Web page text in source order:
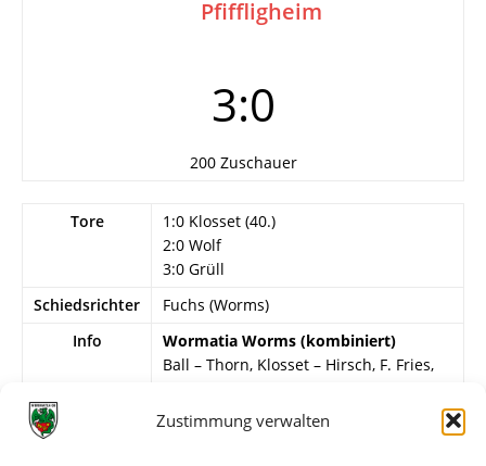
Zustimmung verwalten
Pfiffligheim
3:0
200 Zuschauer
Tore
1:0 Klosset (40.)
2:0 Wolf
3:0 Grüll
Schiedsrichter
Fuchs (Worms)
Info
Wormatia Worms (kombiniert)
Ball – Thorn, Klosset – Hirsch, F. Fries,
Grüll, Wolf, Debusi.